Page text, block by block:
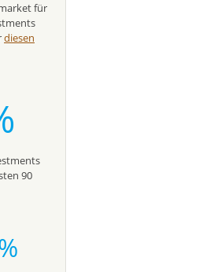
für
diesen
90